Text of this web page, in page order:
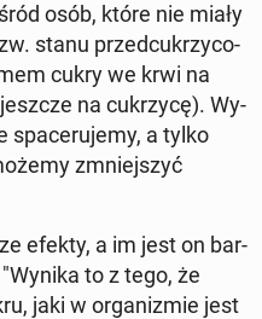
osób, które nie miały
stanu przed­cu­krzy­co­
cukry we krwi na
na cu­krzy­cę). Wy­
spa­ce­ru­je­my, a tylko
zmniej­szyć
efekty, a im jest on bar­
to z tego, że
jaki w or­ga­ni­zmie jest